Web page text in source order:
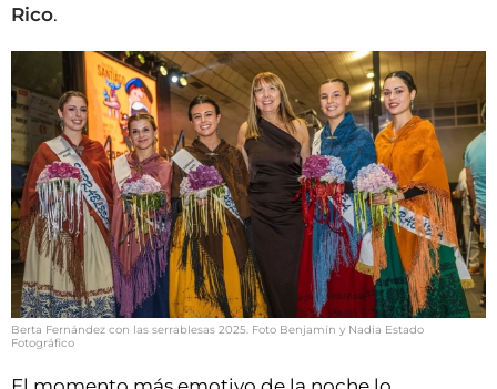
Rico.
Berta Fernández con las serrablesas 2025. Foto Benjamín y Nadia Estado
Fotográfico